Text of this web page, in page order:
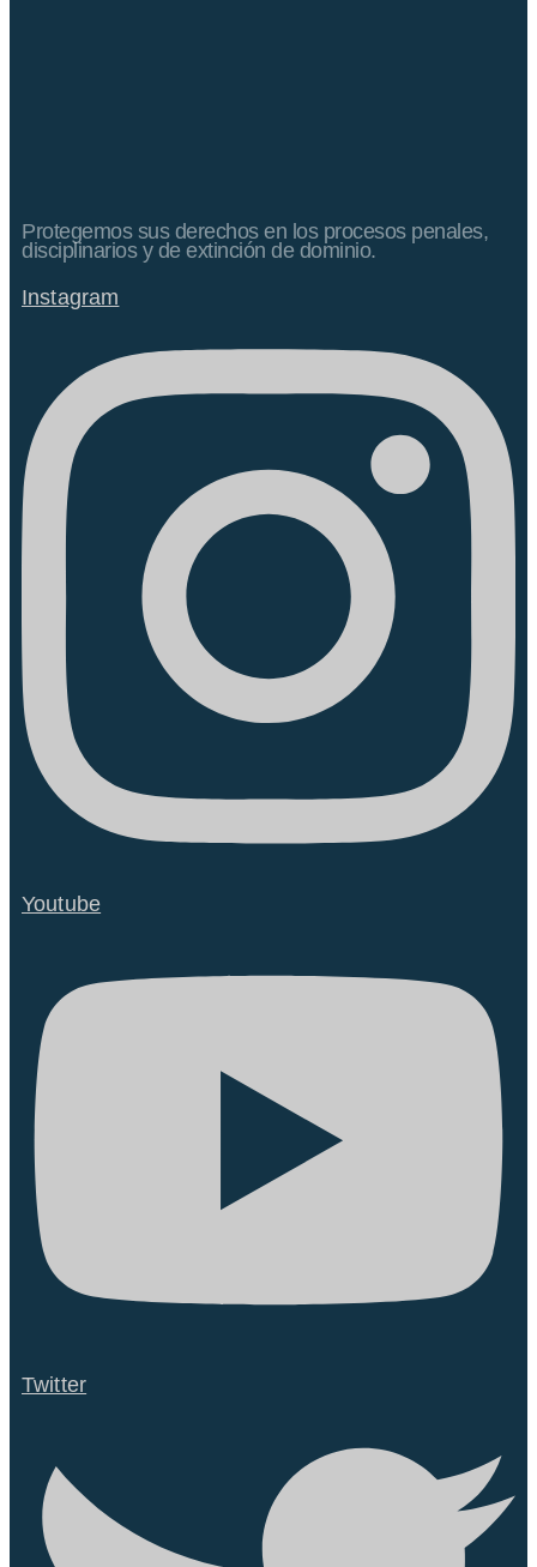
Protegemos sus derechos en los procesos penales,
disciplinarios y de extinción de dominio.
Instagram
Youtube
Twitter